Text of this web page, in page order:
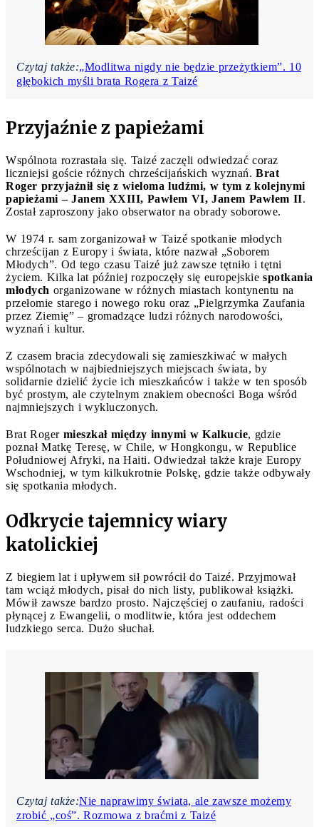
Czytaj także:„Modlitwa nigdy nie będzie przeżytkiem”. 10
głębokich myśli brata Rogera z Taizé
Przyjaźnie z papieżami
Wspólnota rozrastała się. Taizé zaczęli odwiedzać coraz
liczniejsi goście różnych chrześcijańskich wyznań. Brat
Roger przyjaźnił się z wieloma ludźmi, w tym z kolejnymi
papieżami – Janem XXIII, Pawłem VI, Janem Pawłem II.
Został zaproszony jako obserwator na obrady soborowe.
W 1974 r. sam zorganizował w Taizé spotkanie młodych
chrześcijan z Europy i świata, które nazwał „Soborem
Młodych”. Od tego czasu Taizé już zawsze tętniło i tętni
życiem. Kilka lat później rozpoczęły się europejskie spotkania
młodych organizowane w różnych miastach kontynentu na
przełomie starego i nowego roku oraz „Pielgrzymka Zaufania
przez Ziemię” – gromadzące ludzi różnych narodowości,
wyznań i kultur.
Z czasem bracia zdecydowali się zamieszkiwać w małych
wspólnotach w najbiedniejszych miejscach świata, by
solidarnie dzielić życie ich mieszkańców i także w ten sposób
być prostym, ale czytelnym znakiem obecności Boga wśród
najmniejszych i wykluczonych.
Brat Roger mieszkał między innymi w Kalkucie, gdzie
poznał Matkę Teresę, w Chile, w Hongkongu, w Republice
Południowej Afryki, na Haiti. Odwiedzał także kraje Europy
Wschodniej, w tym kilkukrotnie Polskę, gdzie także odbywały
się spotkania młodych.
Odkrycie tajemnicy wiary
katolickiej
Z biegiem lat i upływem sił powrócił do Taizé. Przyjmował
tam wciąż młodych, pisał do nich listy, publikował książki.
Mówił zawsze bardzo prosto. Najczęściej o zaufaniu, radości
płynącej z Ewangelii, o modlitwie, która jest oddechem
ludzkiego serca. Dużo słuchał.
Czytaj także:Nie naprawimy świata, ale zawsze możemy
zrobić „coś”. Rozmowa z braćmi z Taizé